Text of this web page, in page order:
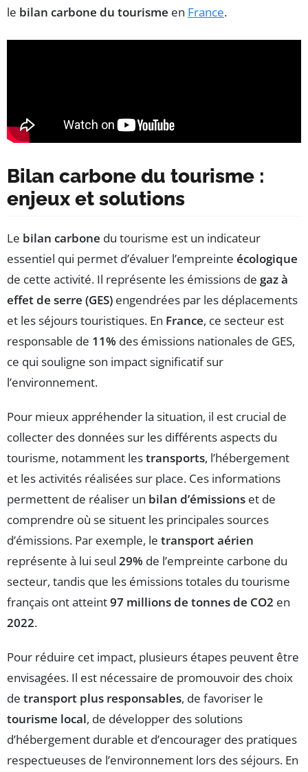
le bilan carbone du tourisme en France.
Bilan carbone du tourisme :
enjeux et solutions
Le bilan carbone du tourisme est un indicateur
essentiel qui permet d’évaluer l’empreinte écologique
de cette activité. Il représente les émissions de gaz à
effet de serre (GES) engendrées par les déplacements
et les séjours touristiques. En France, ce secteur est
responsable de 11% des émissions nationales de GES,
ce qui souligne son impact significatif sur
l’environnement.
Pour mieux appréhender la situation, il est crucial de
collecter des données sur les différents aspects du
tourisme, notamment lestransports, l’hébergement
et les activités réalisées sur place. Ces informations
permettent de réaliser un bilan d’émissions et de
comprendre où se situent les principales sources
d’émissions. Par exemple, le transport aérien
représente à lui seul 29% de l’empreinte carbone du
secteur, tandis que les émissions totales du tourisme
français ont atteint97 millions de tonnes de CO2 en
2022.
Pour réduire cet impact, plusieurs étapes peuvent être
envisagées. Il est nécessaire de promouvoir des choix
de transport plus responsables, de favoriser le
tourisme local, de développer des solutions
d’hébergement durable et d’encourager des pratiques
respectueuses de l’environnement lors des séjours. En